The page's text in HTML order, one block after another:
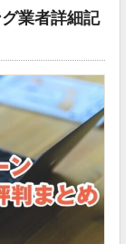
業者詳細記